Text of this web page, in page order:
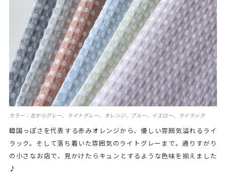
カラー：左からグレー、ライトグレー、オレンジ、ブルー、イエロー、ライラック
韓国っぽさを代表する赤みオレンジから、優しい雰囲気溢れるライ
ラック。そして落ち着いた雰囲気のライトグレーまで。通りすがり
の小さなお店で、見かけたらキュンとするような色味を揃えました
♪